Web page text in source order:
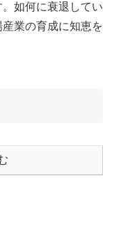
如何に衰退してい
業の育成に知恵を